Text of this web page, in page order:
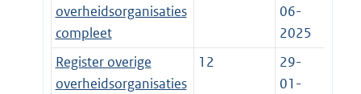
overheidsorganisaties
compleet
06-
2025
Register overige
overheidsorganisaties
12
29-
01-